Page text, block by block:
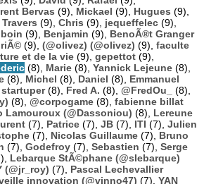
Bervas (9), Mickael (9), Hugues (9),
(9), Chris (9), jequeffelec (9),
(9), Benjamin (9), BenoÃ®t Granger
(9), (@olivez) (@olivez) (9), faculte
et de la vie (9), gepettot (9),
(8), Marie (8), Yannick Lejeune (8),
(8), Michel (8), Daniel (8), Emmanuel
startuper(8), Fred A. (8), @FredOu_
(8),
(8), @corpogame (8), fabienne billat
Lamouroux (@Dassoniou) (8), Lereune
(7), Patrice (7), JB (7), ITI (7), Julien
(7), Nicolas Guillaume (7), Bruno
(7), Godefroy (7), Sebastien (7), Serge
Lebarque StÃ©phane (@slebarque)
(@jr_roy) (7), Pascal Lechevallier
innovation (@vinno47) (7), YAN